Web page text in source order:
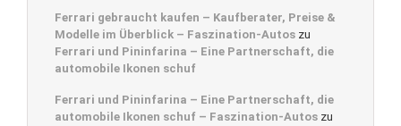
Ferrari gebraucht kaufen – Kaufberater, Preise &
Modelle im Überblick – Faszination-Autos zu
Ferrari und Pininfarina – Eine Partnerschaft, die
automobile Ikonen schuf
Ferrari und Pininfarina – Eine Partnerschaft, die
automobile Ikonen schuf – Faszination-Autos zu